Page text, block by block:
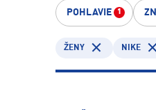
POHLAVIE 1
ŽENY NIKE